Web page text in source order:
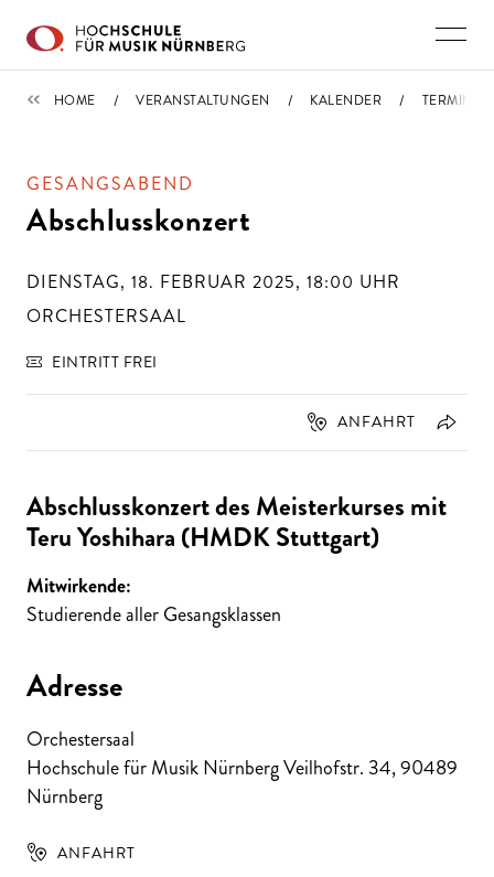
TERMINE
HOME VERANSTALTUNGEN KALENDER TERMIN
GESANGSABEND
Abschlusskonzert
DIENSTAG, 18. FEBRUAR 2025, 18:00 UHR
ORCHESTERSAAL
EINTRITT FREI
ANFAHRT
Abschlusskonzert des Meisterkurses mit
Teru Yoshihara (HMDK Stuttgart)
Mitwirkende:
Studierende aller Gesangsklassen
Adresse
Orchestersaal
Hochschule für Musik Nürnberg Veilhofstr. 34,90489
Nürnberg
ANFAHRT